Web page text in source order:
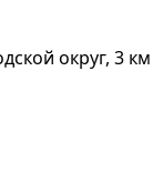
округ, 3 км